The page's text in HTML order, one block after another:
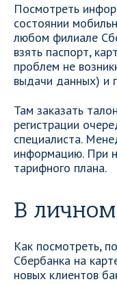
Посмотреть
состоянии
любом филиале
взять паспорт,
проблем не
выдачи данных) и
Там заказать
регистрации
специалиста.
информацию. При
тарифного плана.
В
Как посмотреть,
Сбербанка на
новых клиентов